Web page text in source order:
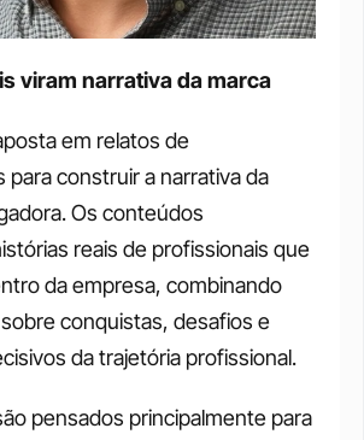
viram narrativa da marca
em relatos de
para construir a narrativa da
Os conteúdos
reais de profissionais que
da empresa, combinando
conquistas, desafios e
da trajetória profissional.
pensados principalmente para